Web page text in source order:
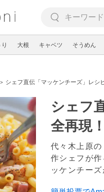
大根 キャベツ そうめん
シェフ直伝「マッケンチーズ」レシ
シェフ
全再現！
代々木上原
作シェフが
ッケンチー